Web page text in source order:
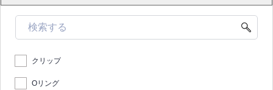
クリップ
Oリング